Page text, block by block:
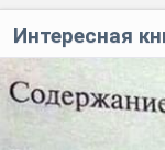
Интересная